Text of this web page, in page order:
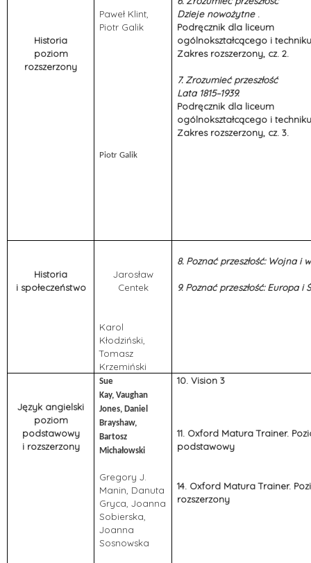
Historia
poziom
rozszerzony
Paweł Klint,
Piotr Galik
Piotr Galik
Dzieje nowożytne.
Podręcznik dla liceum
ogólnokształcącego i
Zakres rozszerzony, cz. 2.
7. Zrozumieć przeszłość
Lata 1815–1939.
Podręcznik dla liceum
ogólnokształcącego i
Zakres rozszerzony, cz. 3.
Historia
i społeczeństwo
Jarosław
Centek
Karol
Kłodziński,
Tomasz
Krzemiński
8. Poznać przeszłość: Wojna i
9. Poznać przeszłość: Europa i
Język angielski
poziom
podstawowy
i rozszerzony
Sue
Kay, Vaughan
Jones, Daniel
Brayshaw,
Bartosz
Michałowski
Gregory J.
Manin, Danuta
Gryca, Joanna
Sobierska,
Joanna
Sosnowska
10. Vision 3
11. Oxford Matura Trainer.
podstawowy
14. Oxford Matura Trainer.
rozszerzony